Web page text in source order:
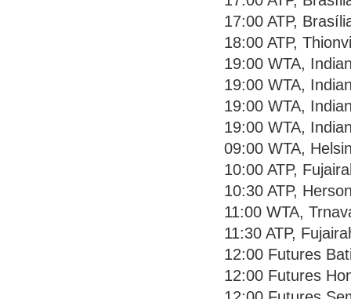
17:00 ATP,
18:00 ATP,
19:00 WTA,
19:00 WTA,
19:00 WTA,
19:00 WTA,
09:00 WTA,
10:00 ATP,
10:30 ATP,
11:00 WTA,
11:30 ATP,
12:00 Futures
12:00 Futures